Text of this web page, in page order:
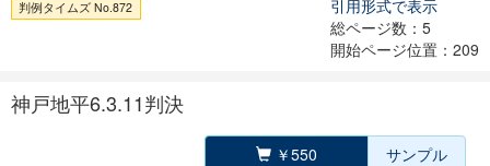
判例タイムズ No.872
引用形式で表示
総ページ数：5
開始ページ位置：209
神戸地平6.3.11判決
￥550 サンプル